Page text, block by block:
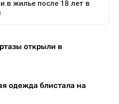
открыли в
одежда блистала на